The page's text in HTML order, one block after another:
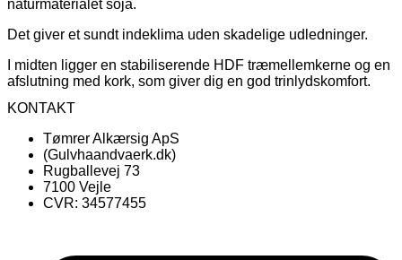
naturmaterialet soja.
Det giver et sundt indeklima uden skadelige udledninger.
I midten ligger en stabiliserende HDF træmellemkerne og en
afslutning med kork, som giver dig en god trinlydskomfort.
KONTAKT
Tømrer Alkærsig ApS
(Gulvhaandvaerk.dk)
Rugballevej 73
7100 Vejle
CVR: 34577455